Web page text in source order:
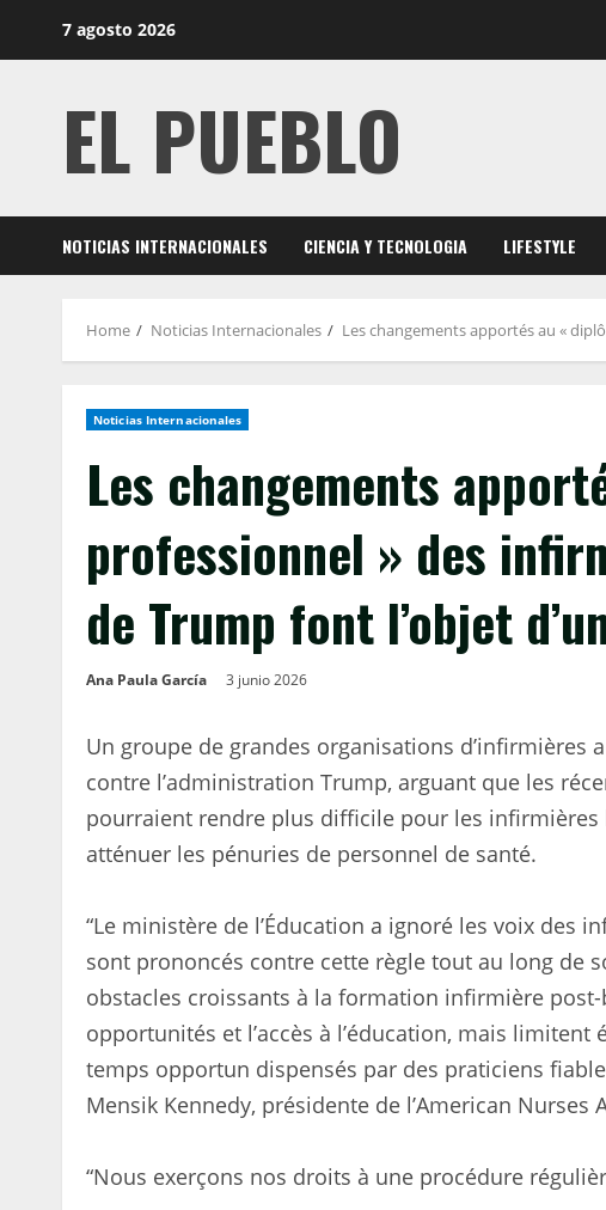
7 agosto 2026
EL PUEBLO
NOTICIAS INTERNACIONALES CIENCIA Y TECNOLOGIA LIFESTYLE
Home Noticias Internacionales Les changements apportés au «
Noticias Internacionales
Les changements
professionnel » des
de Trump font l’objet
Ana Paula García 3 junio 2026
Un groupe de grandes organisations
contre l’administration Trump, arguant que les
pourraient rendre plus difficile pour les
atténuer les pénuries de personnel de santé.
“Le ministère de l’Éducation a ignoré les voix des
sont prononcés contre cette règle tout au long de
obstacles croissants à la formation infirmière
opportunités et l’accès à l’éducation, mais limitent
temps opportun dispensés par des praticiens
Mensik Kennedy, présidente de l’American
“Nous exerçons nos droits à une procédure